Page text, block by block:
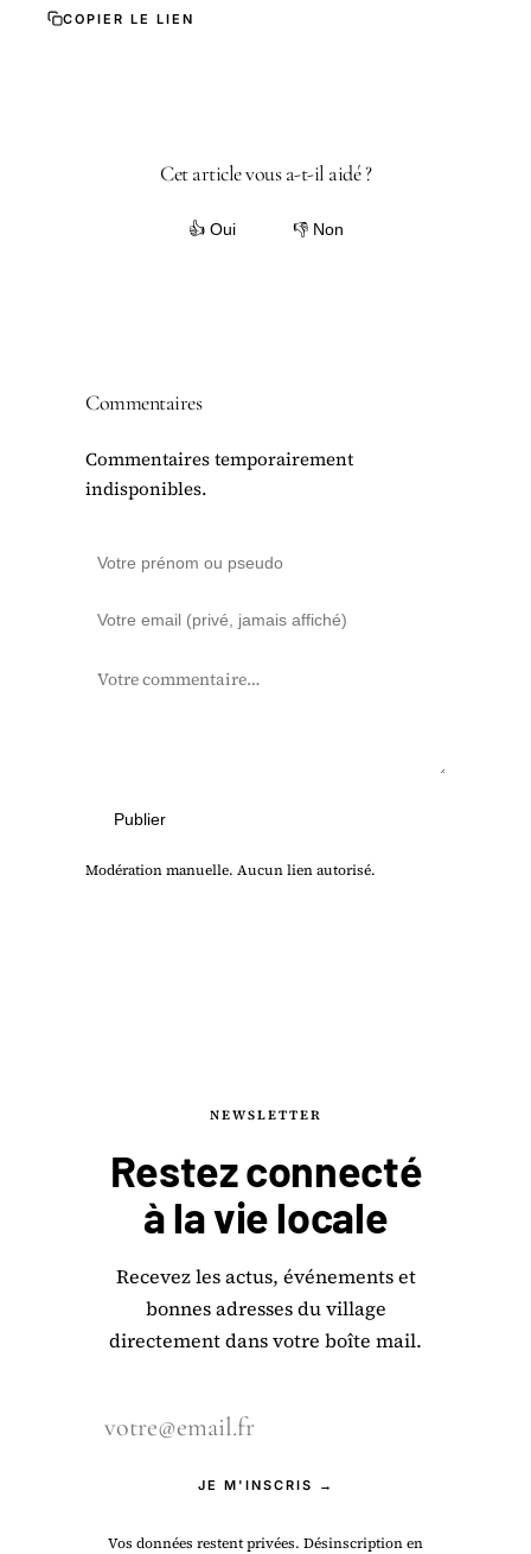
COPIER LE LIEN
Cet article vous a-t-il aidé ?
👍 Oui 👎 Non
Commentaires
Commentaires temporairement
indisponibles.
Publier
Modération manuelle. Aucun lien autorisé.
NEWSLETTER
Restez connecté
à lavie locale
Recevez les actus, événements et
bonnes adresses du village
directement dans votre boîte mail.
JE M'INSCRIS →
Vos données restent privées. Désinscription en